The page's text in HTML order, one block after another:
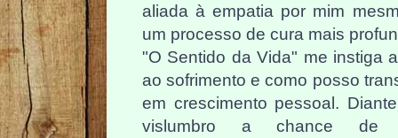
aliada à empatia por mim
um processo de cura mais
"O Sentido da Vida" me instiga
ao sofrimento e como posso
em crescimento pessoal.
vislumbro a chance de